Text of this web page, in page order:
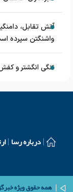
آتش تقابل،
واشنگتن سپرده
تنگی انگشتر و
درباره رسا
همه حقوق ویژه